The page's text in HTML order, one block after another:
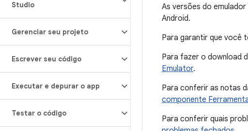
Studio
Gerenciar seu projeto
Escrever seu código
Executar e depurar o app
Testar o código
As versões do
Android.
Para garantir que você
Para fazer o download
Emulator.
Para conferir as notas
componente
Para conferir quais